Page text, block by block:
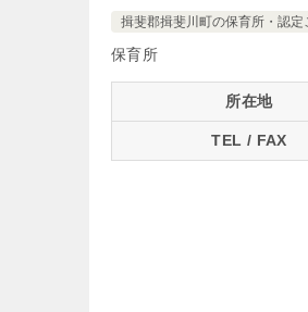
揖斐郡揖斐川町の保育所・認
保育所
所在地
TEL / FAX